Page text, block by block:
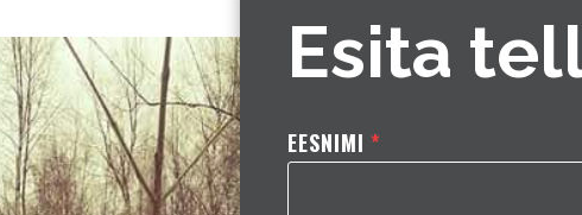
Esita
EESNIMI *